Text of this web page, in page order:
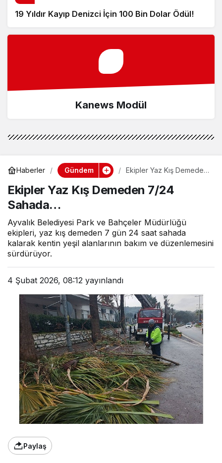
19 Yıldır Kayıp Denizci İçin 100 Bin Dolar Ödül!
Kanews Modül
Haberler Gündem
Ekipler Yaz Kış Demeden
Ekipler Yaz Kış Demeden 7/24
Sahada…
Ayvalık Belediyesi Park ve Bahçeler Müdürlüğü
ekipleri, yaz kış demeden 7 gün 24 saat sahada
kalarak kentin yeşil alanlarının bakım ve düzenlemesini
sürdürüyor.
4 Şubat 2026, 08:12 yayınlandı
Paylaş